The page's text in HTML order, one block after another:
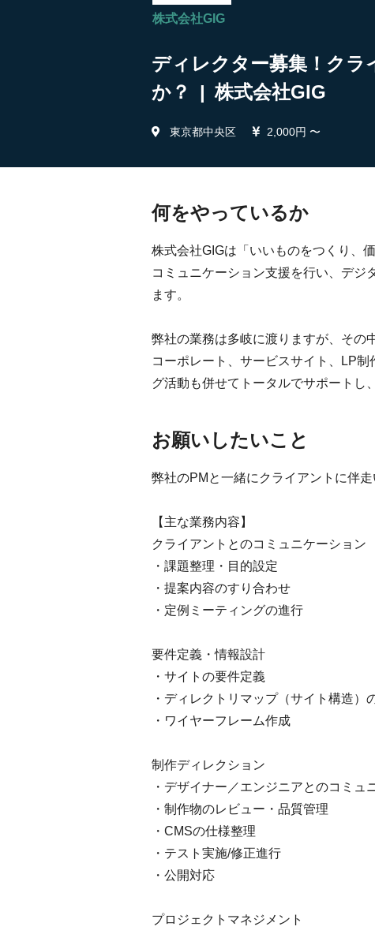
株式会社GIG
ディレクター募集！ク
か？ | 株式会社GIG
東京都中央区 2,000円 〜
何をやっているか
株式会社GIGは「いいものをつくり、
コミュニケーション支援を行い、デジ
ます。
弊社の業務は多岐に渡りますが、その
コーポレート、サービスサイト、LP
グ活動も併せてトータルでサポートし
お願いしたいこと
弊社のPMと一緒にクライアントに伴
【主な業務内容】
クライアントとのコミュニケーション
・課題整理・目的設定
・提案内容のすり合わせ
・定例ミーティングの進行
要件定義・情報設計
・サイトの要件定義
・ディレクトリマップ（サイト構造）
・ワイヤーフレーム作成
制作ディレクション
・デザイナー／エンジニアとのコミュ
・制作物のレビュー・品質管理
・CMSの仕様整理
・テスト実施/修正進行
・公開対応
プロジェクトマネジメント